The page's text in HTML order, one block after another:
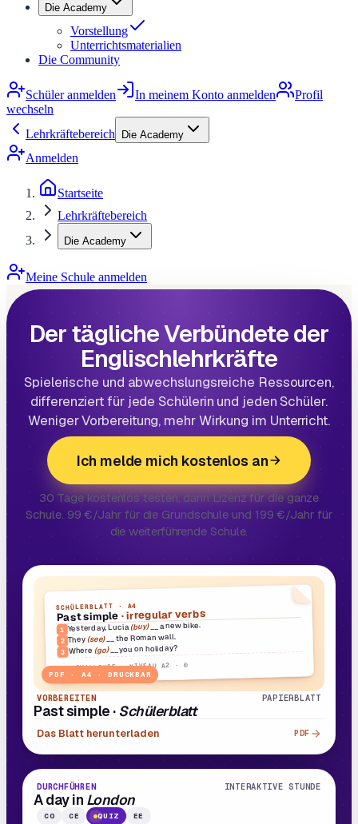
Die Academy
Vorstellung
Unterrichtsmaterialien
Die Community
Schüler anmelden In meinem Konto anmelden
Profil
wechseln
Lehrkräftebereich
Die Academy
Anmelden
Startseite
Lehrkräftebereich
Die Academy
Meine Schule anmelden
Der tägliche Verbündete der
Englischlehrkräfte
Spielerische und abwechslungsreiche Ressourcen,
differenziert für jede Schülerin und jeden Schüler.
Weniger Vorbereitung, mehr Wirkung im Unterricht.
Ich melde mich kostenlos an
30 Tage kostenlos testen, dann Lizenz für die ganze
Schule. 99 €/Jahr für die Grundschule und 199 €/Jahr für
die weiterführende Schule.
SCHÜLERBLATT · A4
Past simple · irregular verbs
1 Yesterday, Lucia(buy)__ a new bike.
2 They (see)__ the Roman wall.
3 Where (go)__ you on holiday?
BIG CHALLENGE · NIVEAU A2 · ©
PDF · A4 · DRUCKBAR
VORBEREITEN PAPIERBLATT
Past simple · Schülerblatt
Das Blatt herunterladen PDF
DURCHFÜHREN INTERAKTIVE STUNDE
A day in London
CO CE QUIZ EE